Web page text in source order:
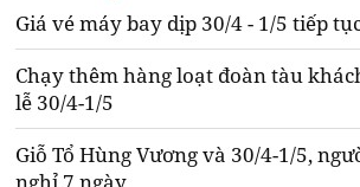
Giá vé máy bay dịp 30/4 - 1/5 tiếp
Chạy thêm hàng loạt đoàn tàu
lễ 30/4-1/5
Giỗ Tổ Hùng Vương và 30/4-1/5,